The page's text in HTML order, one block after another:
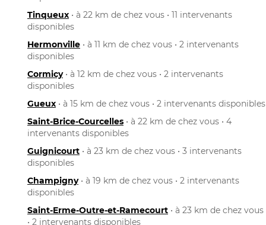
Tinqueux • à 22 km de chez vous • 11 intervenants
disponibles
Hermonville • à 11 km de chez vous • 2 intervenants
disponibles
Cormicy• à 12 km de chez vous • 2 intervenants
disponibles
Gueux • à 15 km de chez vous • 2 intervenants disponibles
Saint-Brice-Courcelles • à 22 km de chez vous • 4
intervenants disponibles
Guignicourt • à 23 km de chez vous • 3 intervenants
disponibles
Champigny• à 19 km de chez vous • 2 intervenants
disponibles
Saint-Erme-Outre-et-Ramecourt • à 23 km de chez vous
• 2 intervenants disponibles